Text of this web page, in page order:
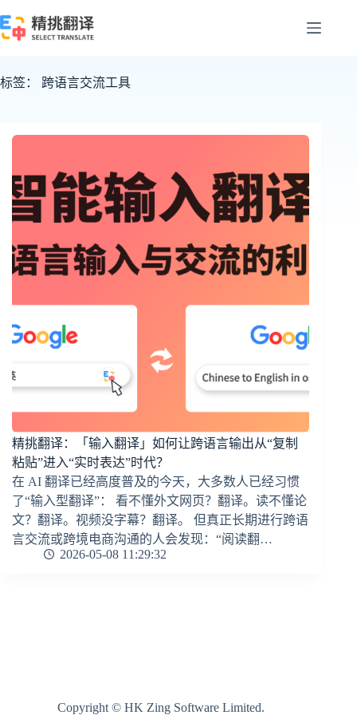
至
标签：
跨语言交流工具
精挑翻译：「输入翻译」如何让跨语言输出从“复制
粘贴”进入“实时表达”时代？
在 AI 翻译已经高度普及的今天，大多数人已经习惯
了“输入型翻译”： 看不懂外文网页？翻译。读不懂论
文？翻译。视频没字幕？翻译。 但真正长期进行跨语
言交流或跨境电商沟通的人会发现：“阅读翻…
2026-05-08 11:29:32
Copyright © HK Zing Software Limited.